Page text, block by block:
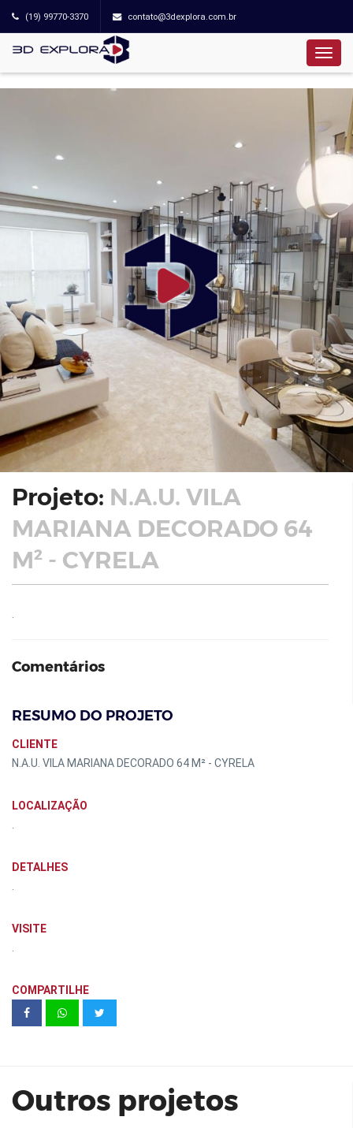
(19) 99770-3370 contato@3dexplora.com.br
Projeto: N.A.U. VILA
MARIANA DECORADO 64
M² - CYRELA
Comentários
RESUMO DO PROJETO
CLIENTE
N.A.U. VILA MARIANA DECORADO 64 M² - CYRELA
LOCALIZAÇÃO
DETALHES
VISITE
COMPARTILHE
Outros projetos
OCUPEARTE EXPOSIÇÃO III